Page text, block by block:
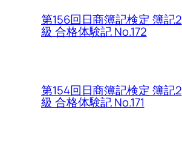
第156回日商簿記検定 簿記2
級 合格体験記 No.172
第154回日商簿記検定 簿記2
級 合格体験記 No.171